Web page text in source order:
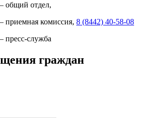
общий отдел,
приемная комиссия, 8 (8442) 40-58-08
пресс-служба
граждан